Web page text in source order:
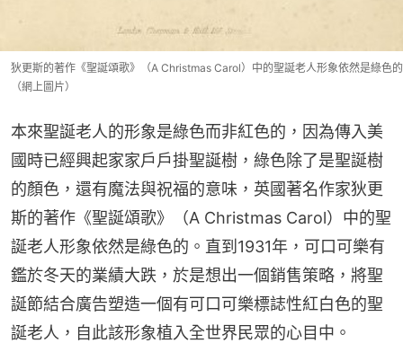
狄更斯的著作《聖誕頌歌》（A Christmas Carol）中的聖誕老人形象依然是綠色的
（網上圖片）
本來聖誕老人的形象是綠色而非紅色的，因為傳入美
國時已經興起家家戶戶掛聖誕樹，綠色除了是聖誕樹
的顏色，還有魔法與祝福的意味，英國著名作家狄更
斯的著作《聖誕頌歌》（A Christmas Carol）中的聖
誕老人形象依然是綠色的。直到1931年，可口可樂有
鑑於冬天的業績大跌，於是想出一個銷售策略，將聖
誕節結合廣告塑造一個有可口可樂標誌性紅白色的聖
誕老人，自此該形象植入全世界民眾的心目中。